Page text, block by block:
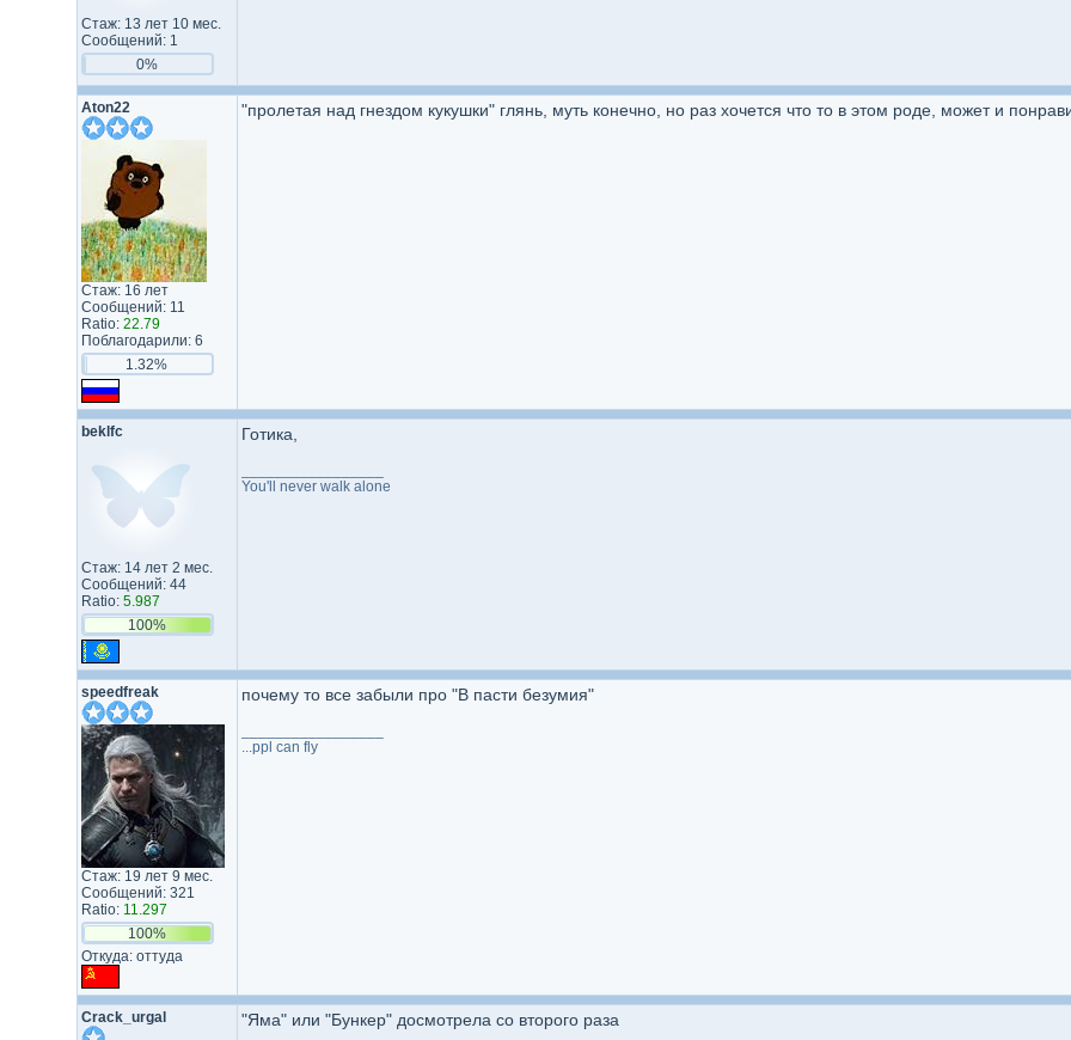
Стаж: 13 лет 10 мес.
Сообщений: 1
0%
Aton22
Стаж: 16 лет
Сообщений: 11
Ratio: 22.79
Поблагодарили: 6
1.32%
"пролетая над гнездом кукушки" глянь, муть конечно, но раз хочется что то в этом роде, может и
beklfc
Стаж: 14 лет 2 мес.
Сообщений: 44
Ratio: 5.987
100%
Готика,
You'll never walk alone
speedfreak
Стаж: 19 лет 9 мес.
Сообщений: 321
Ratio: 11.297
100%
Откуда: оттуда
почему то все забыли про "В пасти безумия"
...ppl can fly
Crack_urgal "Яма" или "Бункер" досмотрела со второго раза